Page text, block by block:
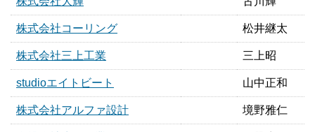
株式会社コーリング 松井継太
株式会社三上工業 三上昭
studioエイトビート 山中正和
株式会社アルファ設計 境野雅仁